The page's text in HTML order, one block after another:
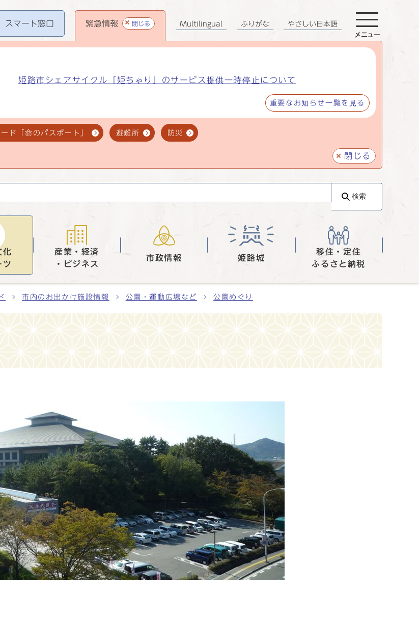
スマート窓口 緊急情報 閉じる
姫路市シェアサイクル「姫ちゃり」のサービス提供一時停止について
重要なお知らせ一覧を見る
ド「命のパスポート」 避難所 防災
閉じる
Multilingual ふりがな やさしい日本語
メニュー
検索
化
ツ
産業・経済
・ビジネス
市政情報 姫路城
移住・定住
ふるさと納税
市内のお出かけ施設情報 公園・運動広場など 公園めぐり